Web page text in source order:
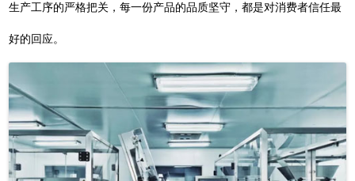
生产工序的严格把关，每一份产品的品质坚守，都是对消费者信任最
好的回应。